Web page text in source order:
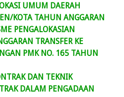
UMUM DAERAH
KOTA TAHUN ANGGARAN
PENGALOKASIAN
TRANSFER KE
PMK NO. 165 TAHUN
DAN TEKNIK
DALAM PENGADAAN